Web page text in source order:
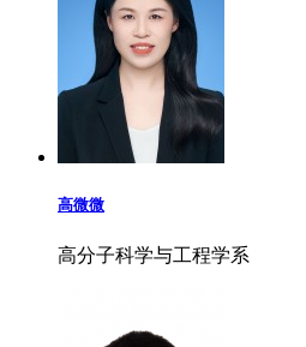
高微微
高分子科学与工程学系